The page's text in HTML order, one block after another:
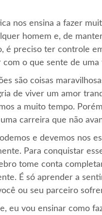
nos ensina a fazer
homem e, de
é preciso ter controle
com o que sente de
são coisas
de viver um amor
a muito tempo.
carreira que não
e devemos nos
Para conquistar
tome conta
É só aprender a
ou seu parceiro
eu vou ensinar como